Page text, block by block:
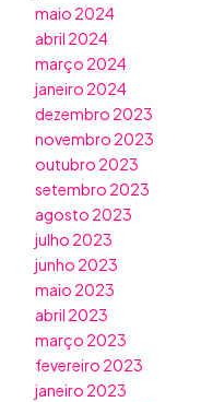
maio 2024
abril 2024
março 2024
janeiro 2024
dezembro 2023
novembro 2023
outubro 2023
setembro 2023
agosto 2023
julho 2023
junho 2023
maio 2023
abril 2023
março 2023
fevereiro 2023
janeiro 2023